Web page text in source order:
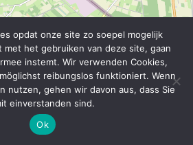
opdat onze site zo soepel mogelijk
met het gebruiken van deze site, gaan
instemt. Wir verwenden Cookies,
reibungslos funktioniert. Wenn
nutzen, gehen wir davon aus, dass Sie
einverstanden sind.
Ok